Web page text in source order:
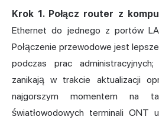
Krok 1. Połącz router z
Ethernet do jednego z portów
Połączenie przewodowe jest
podczas prac
zanikają w trakcie aktualizacji
najgorszym momentem na
światłowodowych terminali ONT